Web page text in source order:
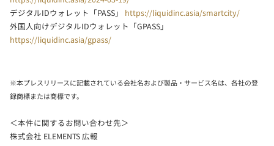
デジタルIDウォレット「PASS」 https://liquidinc.asia/smartcity/
外国人向けデジタルIDウォレット「GPASS」
https://liquidinc.asia/gpass/
※本プレスリリースに記載されている会社名および製品・サービス名は、各社の登
録商標または商標です。
＜本件に関するお問い合わせ先＞
株式会社 ELEMENTS 広報